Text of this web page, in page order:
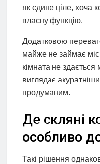
як єдине ціле, хоча
власну функцію.
Додатковою
майже не займає
кімната не
виглядає
продуманим.
Де скляні
особливо
Такі рішення